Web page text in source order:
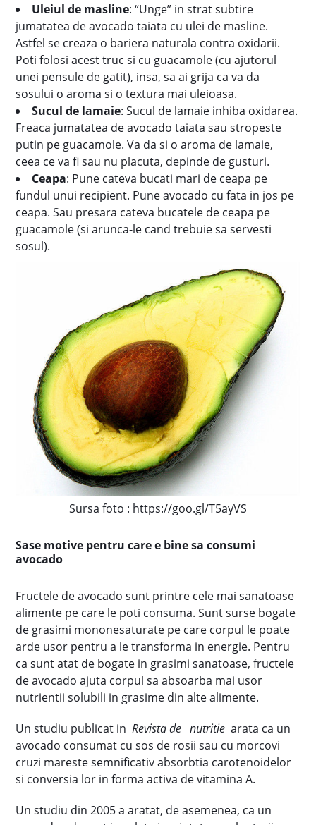
Uleiul de masline: “Unge” in strat subtire
jumatatea de avocado taiata cu ulei de masline.
Astfel se creaza o bariera naturala contra oxidarii.
Poti folosi acest truc si cu guacamole (cu ajutorul
unei pensule de gatit), insa, sa ai grija ca va da
sosului o aroma si o textura mai uleioasa.
Sucul de lamaie: Sucul de lamaie inhiba oxidarea.
Freaca jumatatea de avocado taiata sau stropeste
putin pe guacamole. Va da si o aroma de lamaie,
ceea ce va fi sau nu placuta, depinde de gusturi.
Ceapa: Pune cateva bucati mari de ceapa pe
fundul unui recipient. Pune avocado cu fata in jos pe
ceapa. Sau presara cateva bucatele de ceapa pe
guacamole (si arunca-le cand trebuie sa servesti
sosul).
Sursa foto : https://goo.gl/T5ayVS
Sase motive pentru care e bine sa consumi
avocado
Fructele de avocado sunt printre cele mai sanatoase
alimente pe care le poti consuma. Sunt surse bogate
de grasimi mononesaturate pe care corpul le poate
arde usor pentru a le transforma in energie. Pentru
ca sunt atat de bogate in grasimi sanatoase, fructele
de avocado ajuta corpul sa absoarba mai usor
nutrientii solubili in grasime din alte alimente.
Un studiu publicat in Revista de nutritie arata ca un
avocado consumat cu sos de rosii sau cu morcovi
cruzi mareste semnificativ absorbtia carotenoidelor
si conversia lor in forma activa de vitamina A.
Un studiu din 2005 a aratat, de asemenea, ca un